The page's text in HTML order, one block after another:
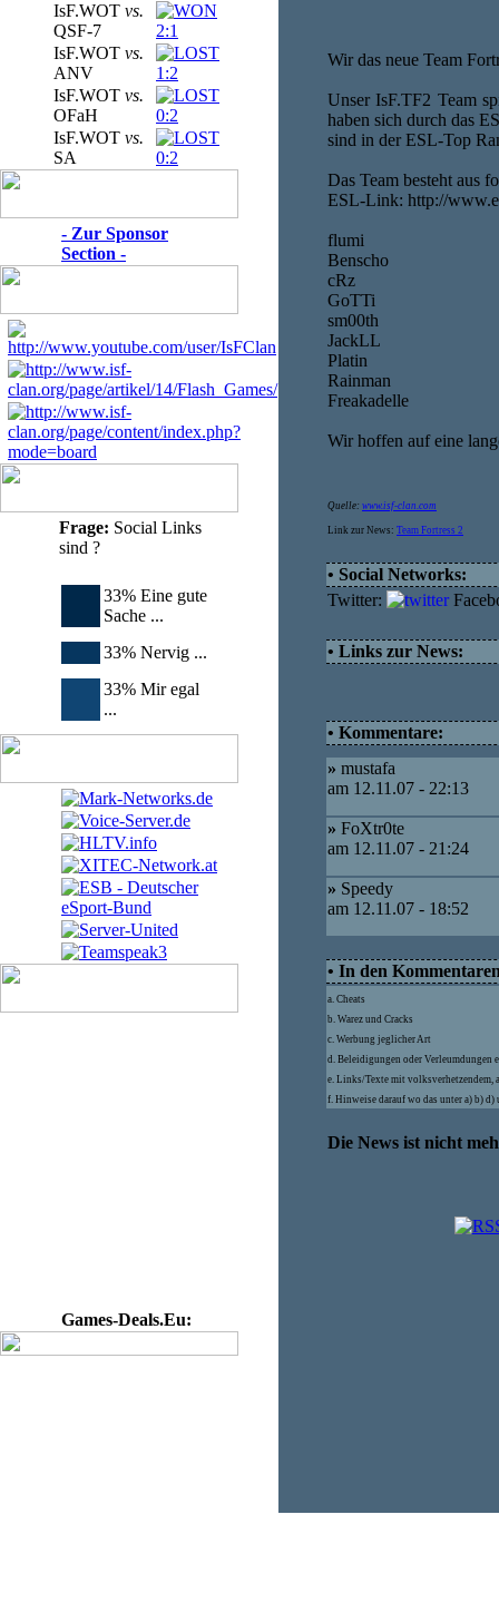
IsF.WOT vs.
QSF-7
2:1
IsF.WOT vs.
ANV
1:2
IsF.WOT vs.
OFaH
0:2
IsF.WOT vs.
SA
0:2
- Zur Sponsor
Section -
Frage: Social Links
sind ?
33% Eine gute
Sache ...
33% Nervig ...
33% Mir egal
...
Games-Deals.Eu:
Wir das neue Team
Unser IsF.TF2 Team
haben sich durch das
sind in der ESL-Top
Das Team besteht aus
ESL-Link: http://
flumi
Benscho
cRz
GoTTi
sm00th
JackLL
Platin
Rainman
Freakadelle
Wir hoffen auf eine
Quelle: www.isf-clan.com
Link zur News: Team Fortress 2
• Social Networks:
Twitter:
• Links zur News:
• Kommentare:
» mustafa
am 12.11.07 - 22:13
» FoXtr0te
am 12.11.07 - 21:24
» Speedy
am 12.11.07 - 18:52
• In den
a. Cheats
b. Warez und Cracks
c. Werbung jeglicher Art
d. Beleidigungen oder Verleumdungen
e. Links/Texte mit volksverhetzendem,
f. Hinweise darauf wo das unter a) b)
Die News ist nicht